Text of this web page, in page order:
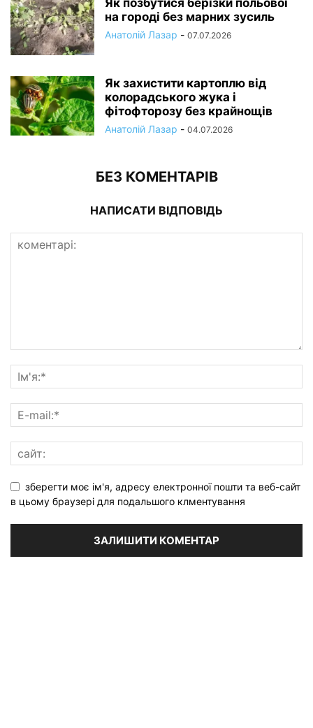
Як позбутися берізки польової
на городі без марних зусиль
Анатолій Лазар - 07.07.2026
Як захистити картоплю від
колорадського жука і
фітофторозу без крайнощів
Анатолій Лазар - 04.07.2026
БЕЗ КОМЕНТАРІВ
НАПИСАТИ ВІДПОВІДЬ
зберегти моє ім'я, адресу електронної пошти та веб-сайт
в цьому браузері для подальшого клментування